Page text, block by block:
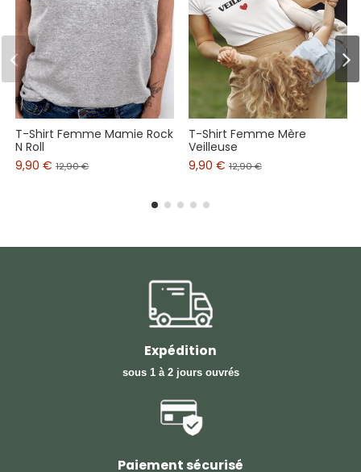
T-Shirt Femme Mamie Rock
N Roll
9,90 €12,90 €
T-Shirt Femme Mère
Veilleuse
9,90 €12,90 €
Expédition
sous 1 à 2 jours ouvrés
Paiement sécurisé